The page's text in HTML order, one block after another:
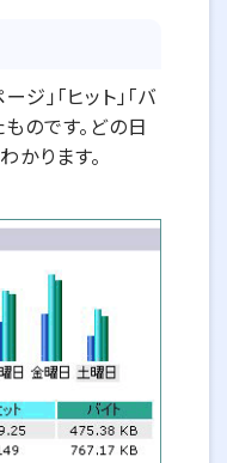
」「ヒット」「バ
のです。どの日
かります。